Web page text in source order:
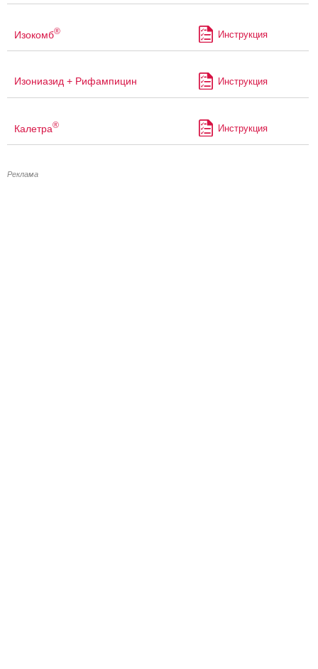
Изокомб® Инструкция
Изониазид + Рифампицин Инструкция
Калетра® Инструкция
Реклама